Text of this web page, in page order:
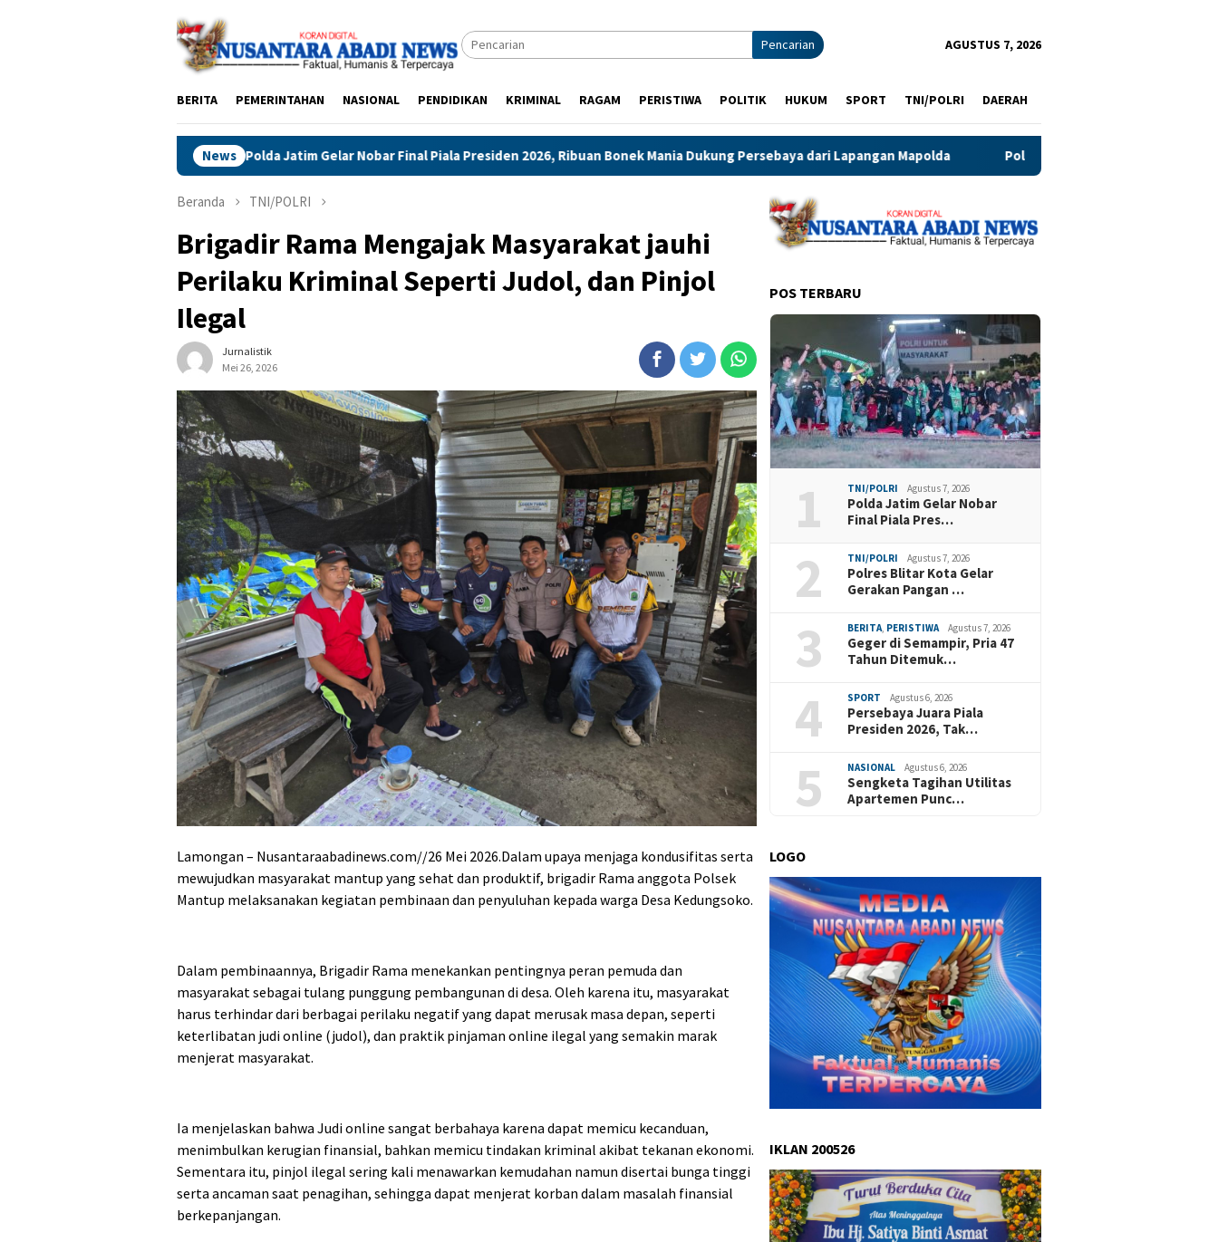
Pencarian AGUSTUS 7, 2026
BERITA PEMERINTAHAN NASIONAL PENDIDIKAN KRIMINAL RAGAM PERISTIWA POLITIK HUKUM SPORT TNI/POLRI DAERAH
News
Polda Jatim Gelar Nobar Final Piala Presiden 2026, Ribuan Bonek Mania Dukung Persebaya dari Lapangan Mapolda Polres Blitar Kota Gelar Gerakan Pangan Murah Sambut
Beranda TNI/POLRI
Brigadir Rama Mengajak Masyarakat jauhi
Perilaku Kriminal Seperti Judol, dan Pinjol
Ilegal
Jurnalistik
Mei 26, 2026
Lamongan – Nusantaraabadinews.com//26 Mei 2026.Dalam upaya menjaga kondusifitas serta
mewujudkan masyarakat mantup yang sehat dan produktif, brigadir Rama anggota Polsek
Mantup melaksanakan kegiatan pembinaan dan penyuluhan kepada warga Desa Kedungsoko.
Dalam pembinaannya, Brigadir Rama menekankan pentingnya peran pemuda dan
masyarakat sebagai tulang punggung pembangunan di desa. Oleh karena itu, masyarakat
harus terhindar dari berbagai perilaku negatif yang dapat merusak masa depan, seperti
keterlibatan judi online (judol), dan praktik pinjaman online ilegal yang semakin marak
menjerat masyarakat.
Ia menjelaskan bahwa Judi online sangat berbahaya karena dapat memicu kecanduan,
menimbulkan kerugian finansial, bahkan memicu tindakan kriminal akibat tekanan ekonomi.
Sementara itu, pinjol ilegal sering kali menawarkan kemudahan namun disertai bunga tinggi
serta ancaman saat penagihan, sehingga dapat menjerat korban dalam masalah finansial
berkepanjangan.
POS TERBARU
1 TNI/POLRI Agustus 7, 2026
Polda Jatim Gelar Nobar
Final Piala Pres…
2 TNI/POLRI Agustus 7, 2026
Polres Blitar Kota Gelar
Gerakan Pangan …
3 BERITA, PERISTIWA Agustus 7, 2026
Geger di Semampir, Pria 47
Tahun Ditemuk…
4 SPORT Agustus 6, 2026
Persebaya Juara Piala
Presiden 2026, Tak…
5 NASIONAL Agustus 6, 2026
Sengketa Tagihan Utilitas
Apartemen Punc…
LOGO
IKLAN 200526